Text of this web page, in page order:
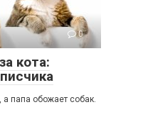
0
кота:
папа обожает собак.